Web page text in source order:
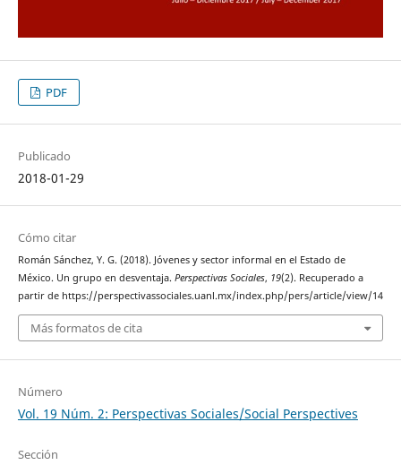
PDF
Publicado
2018-01-29
Cómo citar
Román Sánchez, Y. G. (2018). Jóvenes y sector informal en el Estado de
México. Un grupo en desventaja. Perspectivas Sociales, 19(2). Recuperado a
partir de https://perspectivassociales.uanl.mx/index.php/pers/article/view/14
Más formatos de cita
Número
Vol. 19 Núm. 2: Perspectivas Sociales/Social Perspectives
Sección